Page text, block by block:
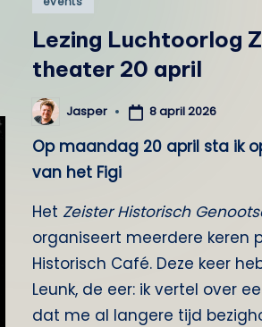
o
g
Z
e
s
t
Lezing Luchtoorlog
theater 20 april
Geplaatst
door
Jasper 8 april 2026
Op maandag 20 april sta ik
van het Figi
Het Zeister Historisch
organiseert meerdere keren
Historisch Café. Deze keer
Leunk, de eer: ik vertel over
dat me al langere tijd